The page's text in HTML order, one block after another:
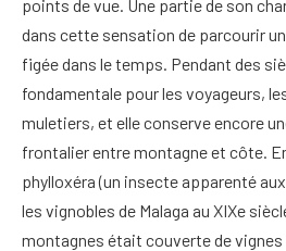
points de vue. Une partie de son
dans cette sensation de parcourir
figée dans le temps. Pendant des
fondamentale pour les voyageurs,
muletiers, et elle conserve encore
frontalier entre montagne et côte.
phylloxéra (un insecte apparenté
les vignobles de Malaga au XIXe
montagnes était couverte de vignes